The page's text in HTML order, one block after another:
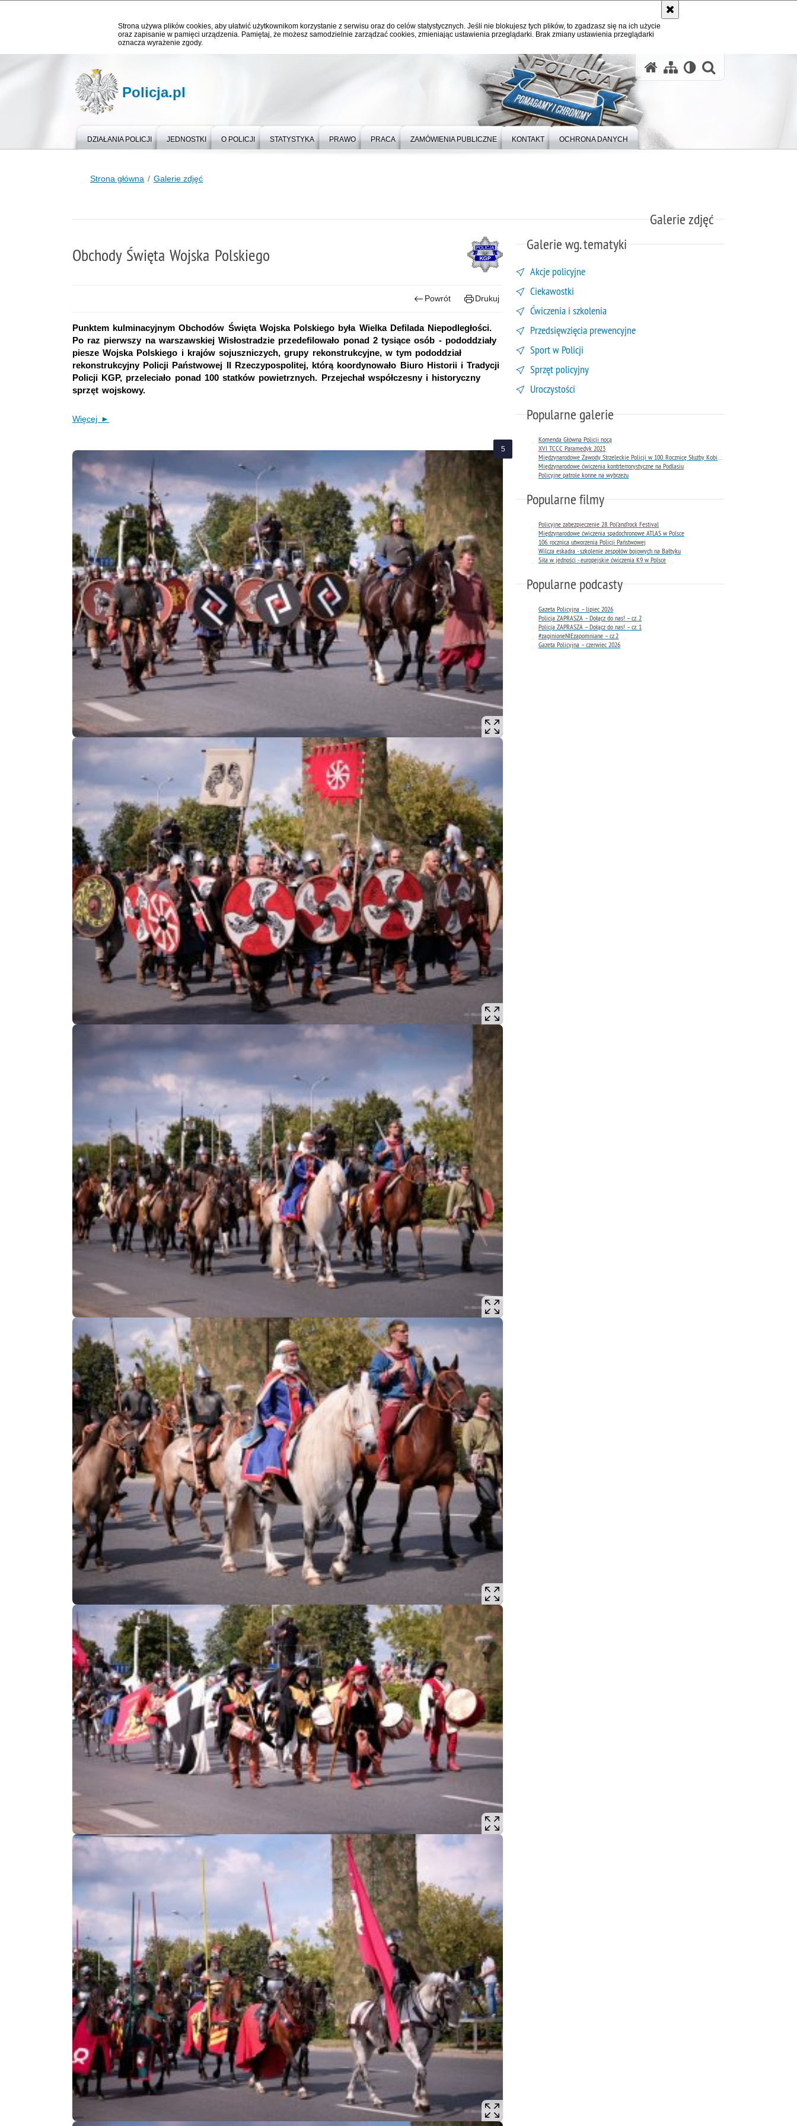
Strona używa plików cookies, aby ułatwić użytkownikom korzystanie z serwisu oraz do celów statystycznych. Jeśli nie blokujesz tych plików, to zgadzasz się na ich użycie
oraz zapisanie w pamięci urządzenia. Pamiętaj, że możesz samodzielnie zarządzać cookies, zmieniając ustawienia przeglądarki. Brak zmiany ustawienia przeglądarki
oznacza wyrażenie zgody.
Policja.pl
DZIAŁANIA POLICJI JEDNOSTKI O POLICJI STATYSTYKA PRAWO PRACA ZAMÓWIENIA PUBLICZNE KONTAKT OCHRONA DANYCH
Strona główna Galerie zdjęć
Galerie zdjęć
Obchody Święta Wojska Polskiego
Powrót Drukuj
Punktem kulminacyjnym Obchodów Święta Wojska Polskiego była Wielka Defilada Niepodległości.
Po raz pierwszy na warszawskiej Wisłostradzie przedefilowało ponad 2 tysiące osób - pododdziały
piesze Wojska Polskiego i krajów sojuszniczych, grupy rekonstrukcyjne, w tym pododdział
rekonstrukcyjny Policji Państwowej II Rzeczypospolitej, którą koordynowało Biuro Historii i Tradycji
Policji KGP, przeleciało ponad 100 statków powietrznych. Przejechał współczesny i historyczny
sprzęt wojskowy.
Więcej ►
Galerie wg. tematyki
Akcje policyjne
Ciekawostki
Ćwiczenia i szkolenia
Przedsięwzięcia prewencyjne
Sport w Policji
Sprzęt policyjny
Uroczystości
Popularne galerie
Komenda Główna Policji nocą
XVI TCCC Paramedyk 2023
Międzynarodowe Zawody Strzeleckie Policji w 100. Rocznicę Służby Kobiet w Policji
Międzynarodowe ćwiczenia kontrterrorystyczne na Podlasiu
Policyjne patrole konne na wybrzeżu
Popularne filmy
Policyjne zabezpieczenie 28. Pol’and’rock Festival
Międzynarodowe ćwiczenia spadochronowe ATLAS w Polsce
106. rocznica utworzenia Policji Państwowej
Wilcza eskadra - szkolenie zespołów bojowych na Bałtyku
Siła w jedności - europejskie ćwiczenia K9 w Polsce
Popularne podcasty
Gazeta Policyjna – lipiec 2026
Policja ZAPRASZA – Dołącz do nas! – cz. 2
Policja ZAPRASZA – Dołącz do nas! – cz. 1
#zaginioneNIEzapomniane – cz.2
Gazeta Policyjna – czerwiec 2026